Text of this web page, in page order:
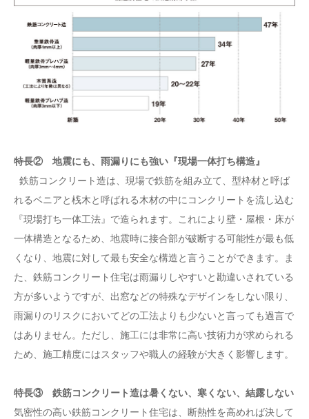
特長② 地震にも、雨漏りにも強い『現場一体打ち構造』
鉄筋コンクリート造は、現場で鉄筋を組み立て、型枠材と呼ば
れるベニアと桟木と呼ばれる木材の中にコンクリートを流し込む
『現場打ち一体工法』で造られます。これにより壁・屋根・床が
一体構造となるため、地震時に接合部が破断する可能性が最も低
くなり、地震に対して最も安全な構造と言うことができます。ま
た、鉄筋コンクリート住宅は雨漏りしやすいと勘違いされている
方が多いようですが、出窓などの特殊なデザインをしない限り、
雨漏りのリスクにおいてどの工法よりも少ないと言っても過言で
はありません。ただし、施工には非常に高い技術力が求められる
ため、施工精度にはスタッフや職人の経験が大きく影響します。
特長③ 鉄筋コンクリート造は暑くない、寒くない、結露しない
気密性の高い鉄筋コンクリート住宅は、断熱性を高めれば決して